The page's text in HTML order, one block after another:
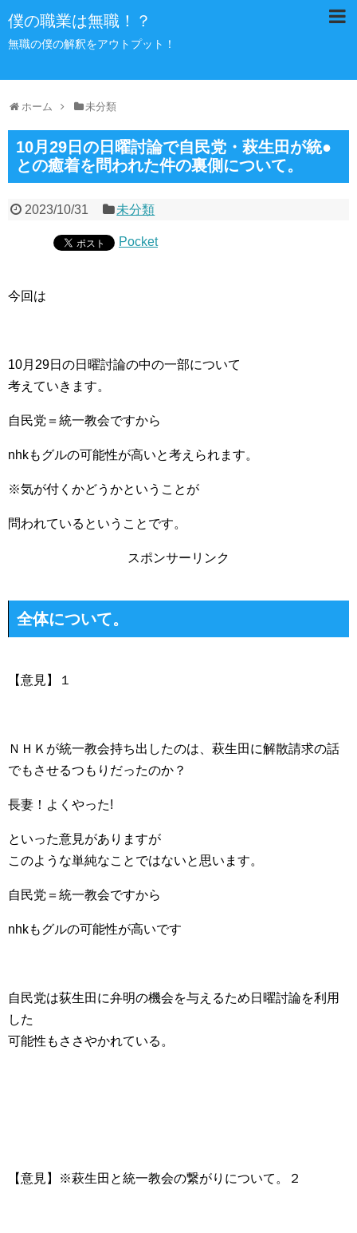
僕の職業は無職！？
無職の僕の解釈をアウトプット！
ホーム 未分類
10月29日の日曜討論で自民党・萩生田が統●
との癒着を問われた件の裏側について。
2023/10/31 未分類
Pocket
今回は
10月29日の日曜討論の中の一部について
考えていきます。
自民党＝統一教会ですから
nhkもグルの可能性が高いと考えられます。
※気が付くかどうかということが
問われているということです。
スポンサーリンク
全体について。
【意見】１
ＮＨＫが統一教会持ち出したのは、萩生田に解散請求の話
でもさせるつもりだったのか？
長妻！よくやった!
といった意見がありますが
このような単純なことではないと思います。
自民党＝統一教会ですから
nhkもグルの可能性が高いです
自民党は荻生田に弁明の機会を与えるため日曜討論を利用
した
可能性もささやかれている。
【意見】※萩生田と統一教会の繋がりについて。２